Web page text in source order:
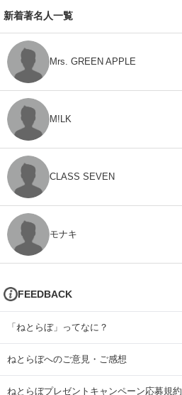
新着著名人一覧
Mrs. GREEN APPLE
M!LK
CLASS SEVEN
モナキ
FEEDBACK
「ねとらぼ」ってなに？
ねとらぼへのご意見・ご感想
ねとらぼプレゼントキャンペーン応募規約